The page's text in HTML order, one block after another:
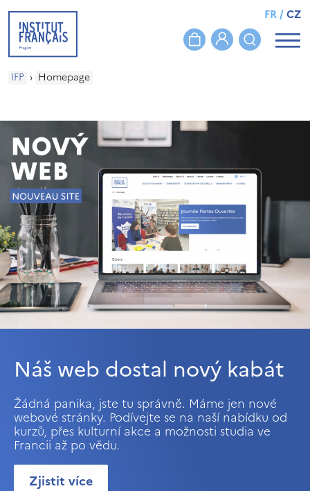
FR/CZ
IFP › Homepage
Náš web dostal nový kabát
Žádná panika, jste tu správně. Máme jen nové
webové stránky. Podívejte se na naší nabídku od
kurzů, přes kulturní akce a možnosti studia ve
Francii až po vědu.
Zjistit více